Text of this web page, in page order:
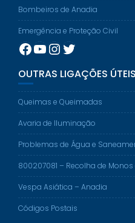
Bombeiros de Anadia
Emergência e Proteção Civil
Facebook
YouTube
Instagram
Twitter
OUTRAS LIGAÇÕES ÚTEIS
Queimas e Queimadas
Avaria de Iluminação
Problemas de Água e
800207081 – Recolha de
Vespa Asiática – Anadia
Códigos Postais